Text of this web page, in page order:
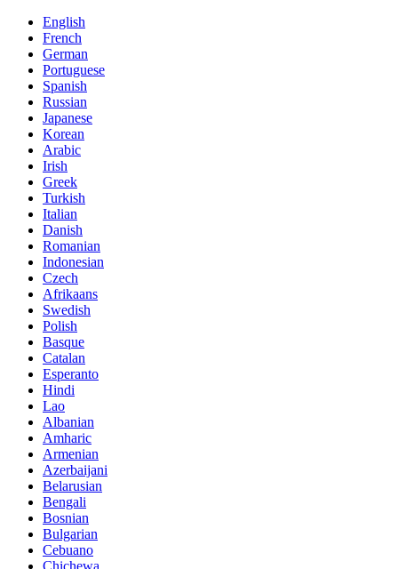
English
French
German
Portuguese
Spanish
Russian
Japanese
Korean
Arabic
Irish
Greek
Turkish
Italian
Danish
Romanian
Indonesian
Czech
Afrikaans
Swedish
Polish
Basque
Catalan
Esperanto
Hindi
Lao
Albanian
Amharic
Armenian
Azerbaijani
Belarusian
Bengali
Bosnian
Bulgarian
Cebuano